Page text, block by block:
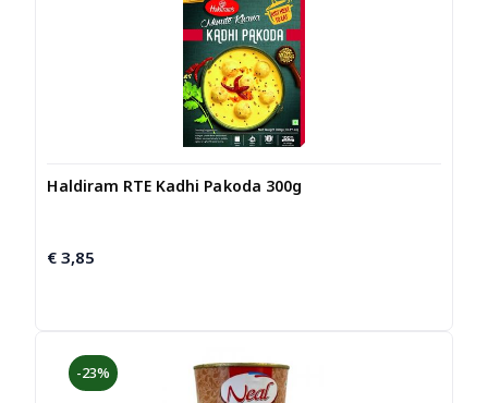
Haldiram RTE Kadhi Pakoda 300g
€ 3,85
-23%